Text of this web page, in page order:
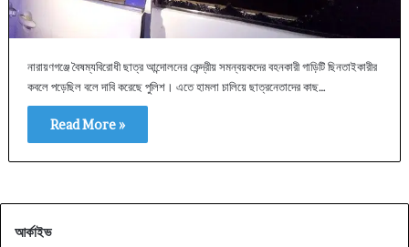
নারায়ণগঞ্জে বৈষম্যবিরোধী ছাত্র আন্দোলনের কেন্দ্রীয় সমন্বয়কদের বহনকারী গাড়িটি ছিনতাইকারীর
কবলে পড়েছিল বলে দাবি করেছে পুলিশ। এতে হামলা চালিয়ে ছাত্রনেতাদের কাছ…
Read More »
আর্কাইভ